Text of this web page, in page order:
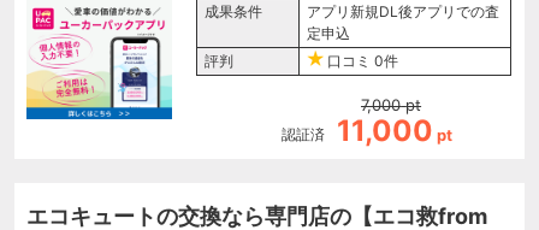
成果条件
アプリ新規DL後アプリでの査
定申込
評判
口コミ 0件
認証済
7,000 pt
11,000 pt
エコキュートの交換なら専門店の【エコ救from